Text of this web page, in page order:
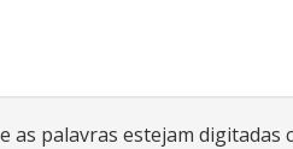
as palavras estejam digitadas